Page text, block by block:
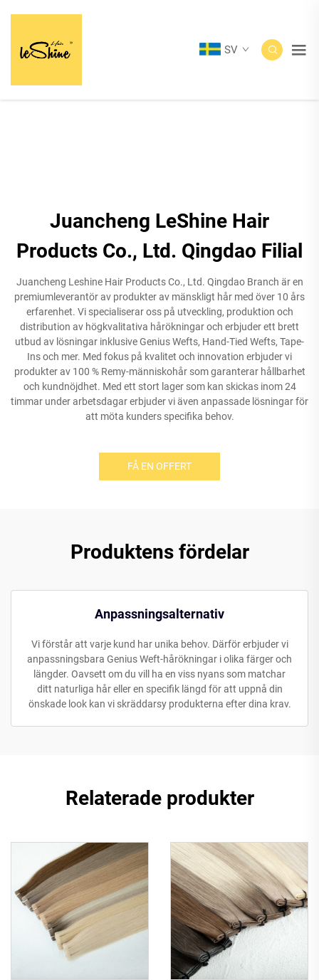
SV
Juancheng LeShine Hair
Products Co., Ltd. Qingdao Filial
Juancheng Leshine Hair Products Co., Ltd. Qingdao Branch är en
premiumleverantör av produkter av mänskligt hår med över 10 års
erfarenhet. Vi specialiserar oss på utveckling, produktion och
distribution av högkvalitativa hårökningar och erbjuder ett brett
utbud av lösningar inklusive Genius Wefts, Hand-Tied Wefts, Tape-
Ins och mer. Med fokus på kvalitet och innovation erbjuder vi
produkter av 100 % Remy-människohår som garanterar hållbarhet
och kundnöjdhet. Med ett stort lager som kan skickas inom 24
timmar under arbetsdagar erbjuder vi även anpassade lösningar för
att möta kunders specifika behov.
FÅ EN OFFERT
Produktens fördelar
Anpassningsalternativ
Vi förstår att varje kund har unika behov. Därför erbjuder vi
anpassningsbara Genius Weft-hårökningar i olika färger och
längder. Oavsett om du vill ha en viss nyans som matchar
ditt naturliga hår eller en specifik längd för att uppnå din
önskade look kan vi skräddarsy produkterna efter dina krav.
Relaterade produkter